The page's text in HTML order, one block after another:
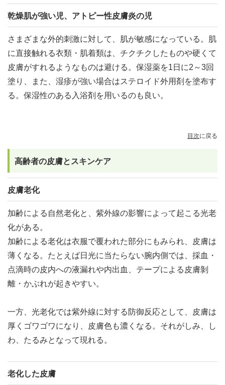
乾燥肌が強い児、アトピー性皮膚炎の児
さまざまな外的刺激に対して、肌が敏感になっている。肌
に直接触れる衣類・肌着類は、チクチクしたものや硬くて
皮膚がすれるようなものは避ける。保湿薬を1日に2～3回
塗り、また、湿疹が強い場合はステロイド外用剤を塗布す
る。保湿性のある入浴剤を用いるのも良い。
目次に戻る
高齢者の皮膚とスキンケア
皮膚老化
加齢による自然老化と、紫外線の影響によって起こる光老
化がある。
加齢による老化は衣服で覆われた部分にもみられ、皮膚は
薄くなる。たとえば日光に当たらない腕内側では、採血・
点滴時の皮内への液漏れや内出血、テープによる皮膚剝
離・かぶれが起きやすい。
一方、光老化では紫外線に対する防御反応として、皮膚は
厚くゴワゴワになり、皮膚色も濃くなる。それがしみ、し
わ、たるみとなって現れる。
老化した皮膚